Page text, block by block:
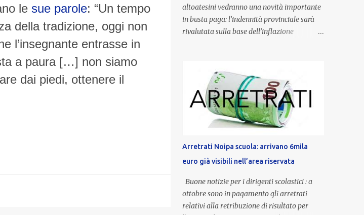
le sue parole: “Un tempo
della tradizione, oggi non
l’insegnante entrasse in
a paura […] non siamo
dai piedi, ottenere il
altoatesini vedranno una novità importante
in busta paga: l’indennità provinciale sarà
rivalutata sulla base dell’inflazione
un’anzianità compresa tra 9 e 20 anni
potranno raggiungere fino a 1.002 euro lordi
annui. Il nuovo contratto provinciale
introduce inoltre un congedo speciale
dedicato alle donne vittime di violenza di
genere, in linea con la normativa nazionale e
con l’obiettivo di offrire maggiore tutela e
supporto in situazioni delicate. L’indennità
provinciale per i docenti è un unicum in
Italia: si tratta di una misura esclusiva della
Provincia autonoma di Bolzano, che integra
Arretrati Noipa scuola: arrivano 6mila
euro già visibili nell’area riservata
Buone notizie per i dirigenti scolastici : a
ottobre sono in pagamento gli arretrati
relativi alla retribuzione di risultato per